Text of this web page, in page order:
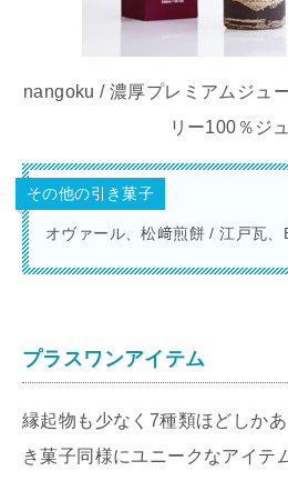
nangoku / 濃厚プレミアムジュ
リー100％ジ
その他の引き菓子
オヴァール、松﨑煎餅 / 江戸瓦
プラスワンアイテム
縁起物も少なく7種類ほどしか
き菓子同様にユニークなアイテ